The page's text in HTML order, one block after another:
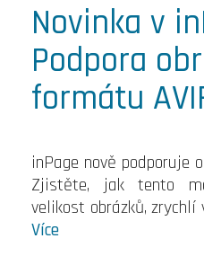
Novinka v
Podpora
formátu
inPage nově podporuje
Zjistěte, jak tento
velikost obrázků, zrychlí
Více